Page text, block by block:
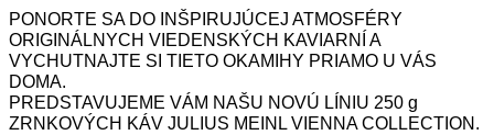
PONORTE SA DO INŠPIRUJÚCEJ ATMOSFÉRY
ORIGINÁLNYCH VIEDENSKÝCH KAVIARNÍ A
VYCHUTNAJTE SI TIETO OKAMIHY PRIAMO U VÁS
DOMA.
PREDSTAVUJEME VÁM NAŠU NOVÚ LÍNIU 250 g
ZRNKOVÝCH KÁV JULIUS MEINL VIENNA COLLECTION.